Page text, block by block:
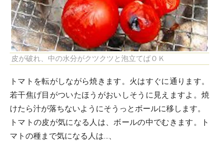
皮が破れ、中の水分がクツクツと泡立てばＯＫ
トマトを転がしながら焼きます。火はすぐに通ります。
若干焦げ目がついたほうがおいしそうに見えますよ。焼
けたら汁が落ちないようにそうっとボールに移します。
トマトの皮が気になる人は、ボールの中でむきます。ト
マトの種まで気になる人は…、